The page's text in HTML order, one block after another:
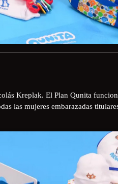
Kreplak. El Plan Qunita
las mujeres embarazadas